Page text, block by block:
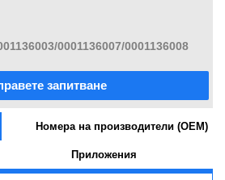
0001136007/0001136008
запитване
Номера на производители (OEM)
Приложения